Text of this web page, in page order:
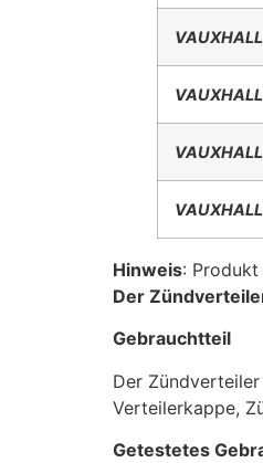
VAUXHALL
VAUXHALL
VAUXHALL
VAUXHALL
Hinweis:
Der
Gebrauchtteil
Der
Verteilerkappe,
Getestetes